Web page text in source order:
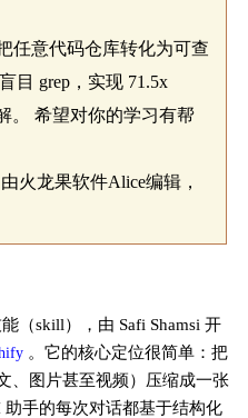
任意代码仓库转化为可查
目 grep，实现 71.5x
。 希望对你的学习有帮
火龙果软件Alice编辑，
（skill），由 Safi Shamsi 开
。它的核心定位很简单：把
、图片甚至视频）压缩成一张
手的每次对话都基于结构化